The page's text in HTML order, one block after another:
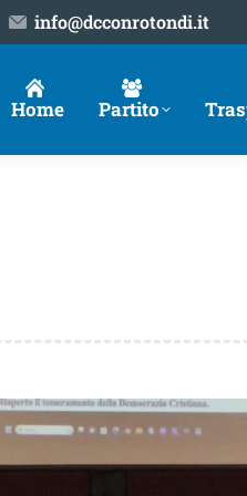
info@dcconrotondi.it
Home Partito